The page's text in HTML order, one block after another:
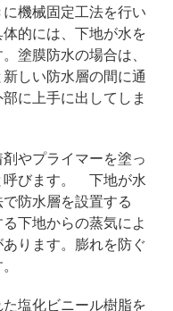
機械固定工法を行い
的には、下地が水を
塗膜防水の場合は、
しい防水層の間に通
に上手に出してしま
やプライマーを塗っ
呼びます。 下地が水
防水層を設置する
下地からの蒸気によ
ります。膨れを防ぐ
塩化ビニール樹脂を